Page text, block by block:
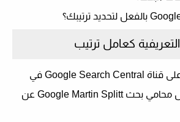
كعامل ترتيب
نشر على قناة Google Search Central في
أغسطس 2020 ، قال محامي بحث Google Martin Splitt عن